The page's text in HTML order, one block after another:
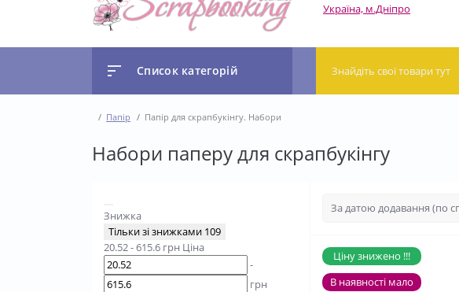
Україна, м.Дніпро
Список категорій
Папір Папір для скрапбукінгу. Набори
Набори паперу для скрапбукінгу
Знижка
Тільки зі знижками 109
20.52-615.6 грн Ціна
-
грн
Ціну знижено !!!
В наявності мало